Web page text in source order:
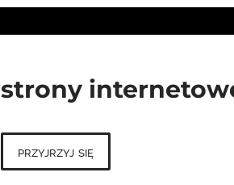
strony
przyjrzyj się